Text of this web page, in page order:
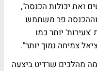
ואת יכולות הכנסה",
פר משתמש
יותר כמו
צמיחה נמוך יותר".
מהלכים שרדיט ביצעה